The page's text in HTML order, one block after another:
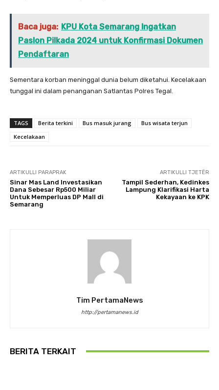
Baca juga: KPU Kota Semarang Ingatkan
Paslon Pilkada 2024 untuk Konfirmasi Dokumen
Pendaftaran
Sementara korban meninggal dunia belum diketahui. Kecelakaan
tunggal ini dalam penanganan Satlantas Polres Tegal.
TAGS Berita terkini Bus masuk jurang
Bus wisata terjun
Kecelakaan
ARTIKULLI PARAPRAK
Sinar Mas Land Investasikan
Dana Sebesar Rp500 Miliar
Untuk Memperluas DP Mall di
Semarang
ARTIKULLI TJETËR
Tampil Sederhan, Kedinkes
Lampung Klarifikasi Harta
Kekayaan ke KPK
Tim PertamaNews
http://pertamanews.id
BERITA TERKAIT